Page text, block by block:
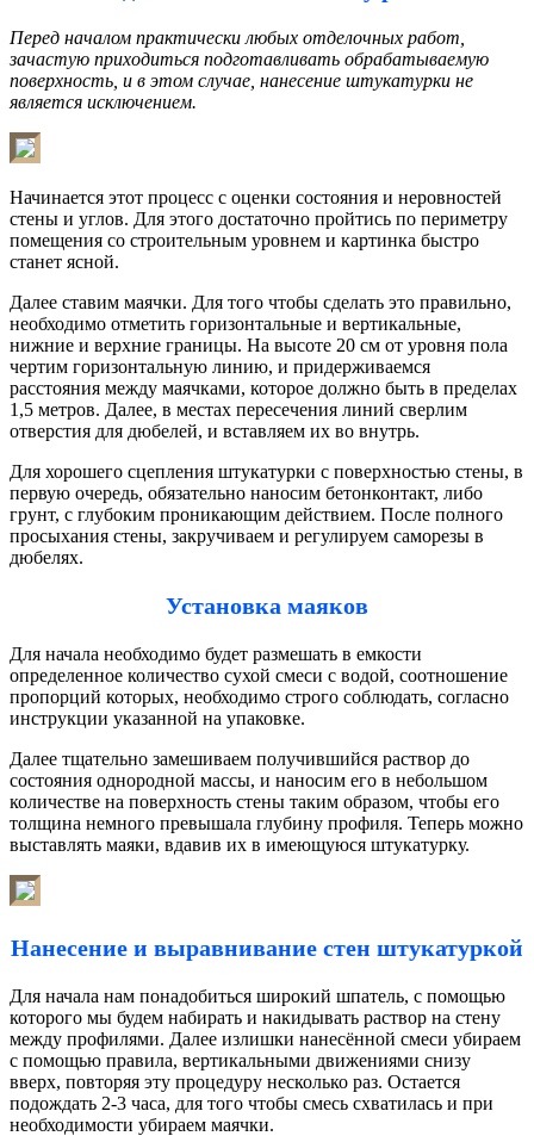
Перед началом практически любых отделочных работ,
зачастую приходиться подготавливать обрабатываемую
поверхность, и в этом случае, нанесение штукатурки не
является исключением.
Начинается этот процесс с оценки состояния и неровностей
стены и углов. Для этого достаточно пройтись по периметру
помещения со строительным уровнем и картинка быстро
станет ясной.
Далее ставим маячки. Для того чтобы сделать это правильно,
необходимо отметить горизонтальные и вертикальные,
нижние и верхние границы. На высоте 20 см от уровня пола
чертим горизонтальную линию, и придерживаемся
расстояния между маячками, которое должно быть в пределах
1,5 метров. Далее, в местах пересечения линий сверлим
отверстия для дюбелей, и вставляем их во внутрь.
Для хорошего сцепления штукатурки с поверхностью стены, в
первую очередь, обязательно наносим бетонконтакт, либо
грунт, с глубоким проникающим действием. После полного
просыхания стены, закручиваем и регулируем саморезы в
дюбелях.
Установка маяков
Для начала необходимо будет размешать в емкости
определенное количество сухой смеси с водой, соотношение
пропорций которых, необходимо строго соблюдать, согласно
инструкции указанной на упаковке.
Далее тщательно замешиваем получившийся раствор до
состояния однородной массы, и наносим его в небольшом
количестве на поверхность стены таким образом, чтобы его
толщина немного превышала глубину профиля. Теперь можно
выставлять маяки, вдавив их в имеющуюся штукатурку.
Нанесение и выравнивание стен штукатуркой
Для начала нам понадобиться широкий шпатель, с помощью
которого мы будем набирать и накидывать раствор на стену
между профилями. Далее излишки нанесённой смеси убираем
с помощью правила, вертикальными движениями снизу
вверх, повторяя эту процедуру несколько раз. Остается
подождать 2-3 часа, для того чтобы смесь схватилась и при
необходимости убираем маячки.